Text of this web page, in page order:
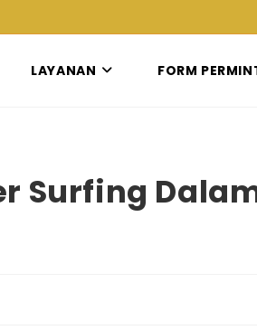
LAYANAN FORM
Surfing